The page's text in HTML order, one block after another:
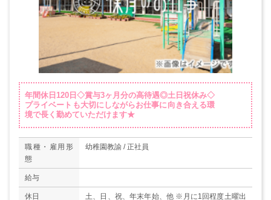
年間休日120日◇賞与3ヶ月分の高待遇◎土日祝休み◇
プライベートも大切にしながらお仕事に向き合える環
境で長く勤めていただけます★
職種・雇用形
態
幼稚園教諭 / 正社員
給与
休日
土、日、祝、年末年始、他 ※月に1回程度土曜出